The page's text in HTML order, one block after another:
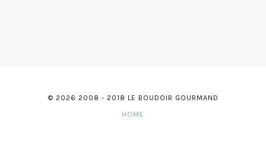
© 2026 2008 - 2018 LE BOUDOIR GOURMAND
HOME